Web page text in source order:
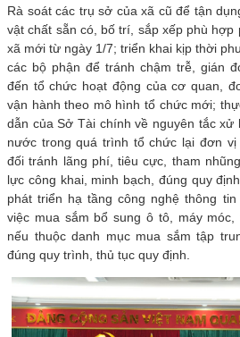
Rà soát các trụ sở của xã cũ để tận
vật chất sẵn có, bố trí, sắp xếp phù hợp
xã mới từ ngày 1/7; triển khai kịp thời
các bộ phận để tránh chậm trễ, gián
đến tổ chức hoạt động của cơ quan,
vận hành theo mô hình tổ chức mới;
dẫn của Sở Tài chính về nguyên tắc xử
nước trong quá trình tổ chức lại đơn
đối tránh lãng phí, tiêu cực, tham
lực công khai, minh bạch, đúng quy
phát triển hạ tầng công nghệ thông
việc mua sắm bổ sung ô tô, máy móc,
nếu thuộc danh mục mua sắm tập
đúng quy trình, thủ tục quy định.